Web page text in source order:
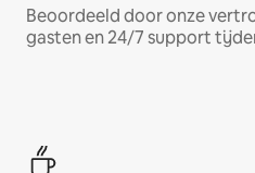
Beoordeeld door onze
gasten en 24/7 support